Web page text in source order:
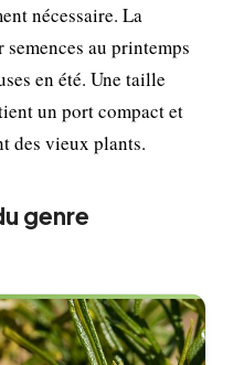
nécessaire. La
au printemps
en été. Une taille
un port compact et
des vieux plants.
genre